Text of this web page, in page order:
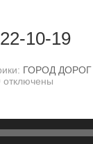
10-19
ГОРОД ДОРОГ
отключены